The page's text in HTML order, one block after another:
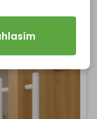
priestorov.
spracovanie a
Madlo je
z odolného
s precíznym
spracovaním,
dlhú...